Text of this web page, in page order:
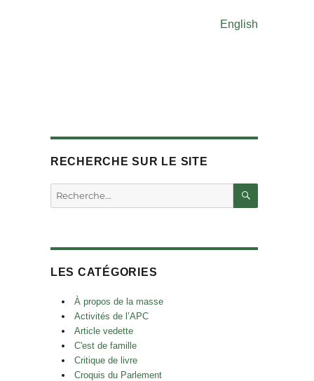
English
RECHERCHE SUR LE SITE
Rechercher :
LES CATÉGORIES
À propos de la masse
Activités de l’APC
Article vedette
C'est de famille
Critique de livre
Croquis du Parlement